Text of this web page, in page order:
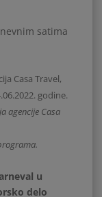
satima
Casa Travel,
godine.
agencije Casa
u
delo